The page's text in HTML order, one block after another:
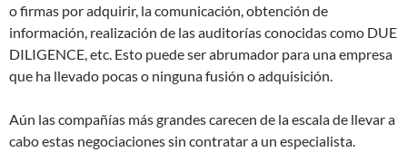
o firmas por adquirir, la comunicación, obtención de
información, realización de las auditorías conocidas como DUE
DILIGENCE, etc. Esto puede ser abrumador para una empresa
que ha llevado pocas o ninguna fusión o adquisición.
Aún las compañías más grandes carecen de la escala de llevar a
cabo estas negociaciones sin contratar a un especialista.